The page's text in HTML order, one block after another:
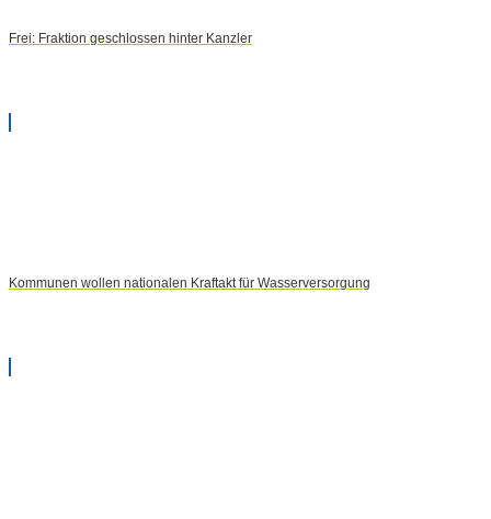
Frei: Fraktion geschlossen hinter Kanzler
Kommunen wollen nationalen Kraftakt für Wasserversorgung